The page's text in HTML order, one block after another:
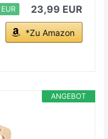
23,99 EUR
*Zu Amazon
ANGEBOT